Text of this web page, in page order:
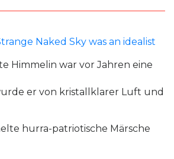
Himmelin war vor Jahren eine
er von kristallklarer Luft und
hurra-patriotische Märsche